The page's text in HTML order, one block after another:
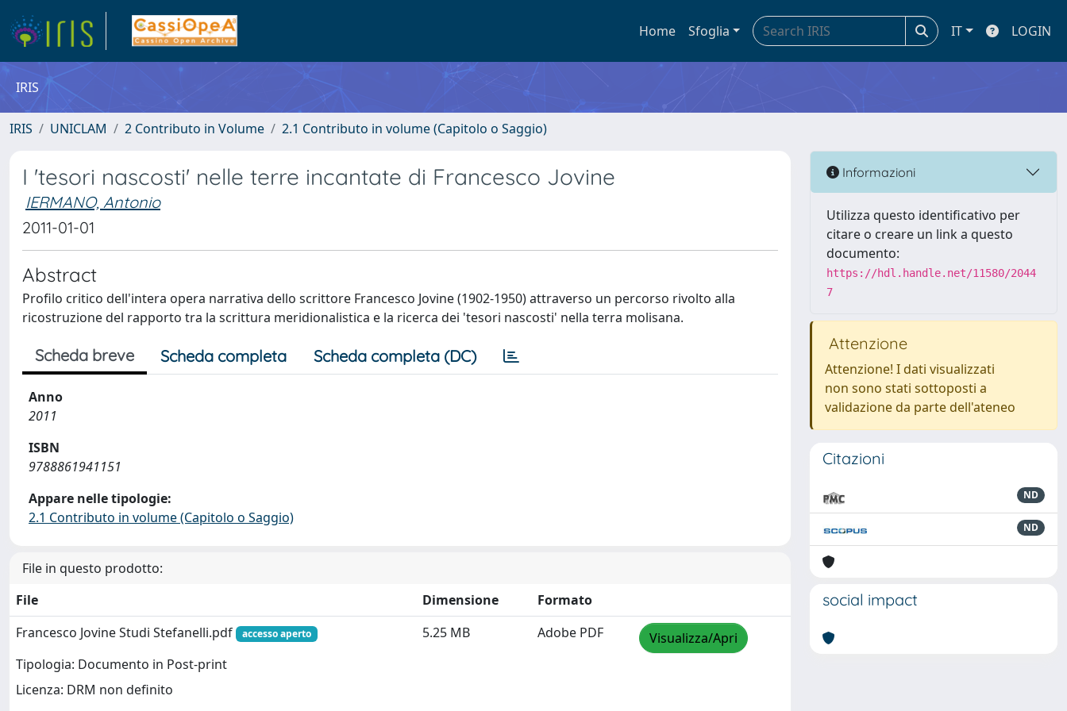
Home Sfoglia IT LOGIN
IRIS
IRIS UNICLAM 2 Contributo in Volume 2.1 Contributo in volume (Capitolo o Saggio)
I 'tesori nascosti' nelle terre incantate di Francesco Jovine
IERMANO, Antonio
2011-01-01
Abstract
Profilo critico dell'intera opera narrativa dello scrittore Francesco Jovine (1902-1950) attraverso un percorso rivolto alla
ricostruzione del rapporto tra la scrittura meridionalistica e la ricerca dei 'tesori nascosti' nella terra molisana.
Scheda breve Scheda completa Scheda completa (DC)
Anno
2011
ISBN
9788861941151
Appare nelle tipologie:
2.1 Contributo in volume (Capitolo o Saggio)
File in questo prodotto:
File
Dimensione
Formato
Francesco Jovine Studi Stefanelli.pdf
accesso aperto
Tipologia: Documento in Post-print
Licenza: DRM non definito
5.25 MB Adobe PDF Visualizza/Apri
Informazioni
Utilizza questo identificativo per
citare o creare un link a questo
documento:
https://hdl.handle.net/11580/2044
7
Attenzione
Attenzione! I dati visualizzati
non sono stati sottoposti a
validazione da parte dell'ateneo
Citazioni
ND
ND
social impact